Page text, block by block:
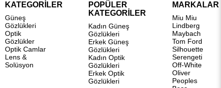
KATEGORİLER
Güneş
Gözlükleri
Optik
Gözlükler
Optik Camlar
Lens &
Solüsyon
POPÜLER
KATEGORİLER
Kadın Güneş
Gözlükleri
Erkek Güneş
Gözlükleri
Kadın Optik
Gözlükleri
Erkek Optik
Gözlükleri
MARKALAR
Miu Miu
Lindberg
Maybach
Tom Ford
Silhouette
Serengeti
Off-White
Oliver
Peoples